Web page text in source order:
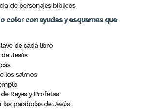
de personajes bíblicos
color con ayudas y esquemas que
de cada libro
Jesús
los salmos
Reyes y Profetas
las parábolas de Jesús